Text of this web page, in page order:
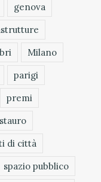
genova
Milano
parigi
premi
di città
spazio pubblico